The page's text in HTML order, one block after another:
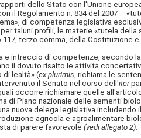
dello Stato con l'Unione
il Regolamento n. 834 del 2007 –
di competenza legislativa
taluni profili, le materie «tutela
terzo comma, della Costituzione
intreccio di competenze, secondo
il dovuto risalto le attività
di lealtà» (ex plurimis , richiama le
il Senato nel corso dell'iter
occorre richiamare quelle
di Piano nazionale delle sementi
nuova delega legislativa
agricola e agroalimentare
di parere favorevole(vedi allegato 2)